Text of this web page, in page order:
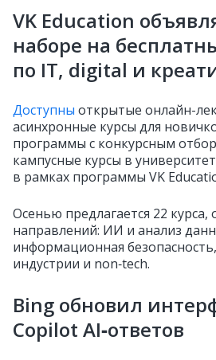
VK Education
наборе на
по IT, digital и
Доступны открытые онлайн-
асинхронные курсы для
программы с конкурсным
кампусные курсы в
в рамках программы VK
Осенью предлагается 22
направлений: ИИ и анализ
информационная
индустрии и non‑tech.
Bing обновил
Copilot AI‑ответов